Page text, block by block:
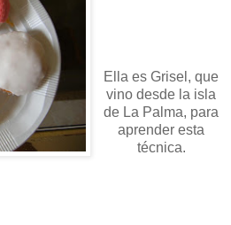
Ella es Grisel, que
vino desde la isla
de La Palma, para
aprender esta
técnica.